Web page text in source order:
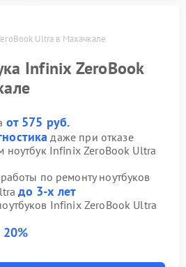
Ultra в Махачкале
Infinix ZeroBook
от 575 руб.
даже при отказе
ноутбук Infinix ZeroBook Ultra
по ремонту ноутбуков
до 3-х лет
Infinix ZeroBook Ultra
20%